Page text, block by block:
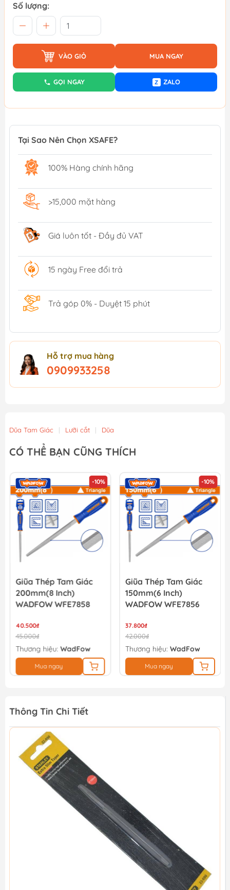
Số lượng:
VÀO GIỎ MUA NGAY
GỌI NGAY Z ZALO
Tại Sao Nên Chọn XSAFE?
100% Hàng chính hãng
>15,000 mặt hàng
Giá luôn tốt - Đầy đủ VAT
15 ngày Free đổi trả
Trả góp 0% - Duyệt 15 phút
Hỗ trợ mua hàng
0909933258
Dũa Tam Giác | Lưỡi cắt | Dũa
CÓ THỂ BẠN CŨNG THÍCH
-10%
Giũa Thép Tam Giác
200mm(8 Inch)
WADFOW WFE7858
40.500₫
45.000₫
Thương hiệu: WadFow
Mua ngay
-10%
Giũa Thép Tam Giác
150mm(6 Inch)
WADFOW WFE7856
37.800₫
42.000₫
Thương hiệu: WadFow
Mua ngay
Thông Tin Chi Tiết